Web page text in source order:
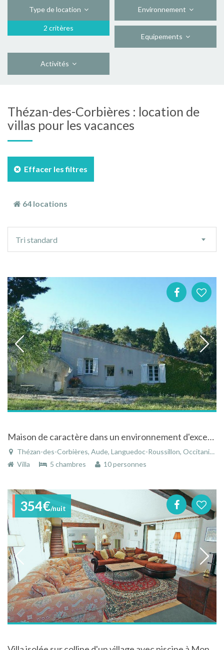
Type de location
2 critères
Environnement
Equipements
Activités
Thézan-des-Corbières : location de
villas pour les vacances
Effacer les filtres
64 locations
tri
Tri standard
Maison de caractère dans un environnement d'exception à Thézan-des-Corbières
Thézan-des-Corbières, Aude, Languedoc-Roussillon, Occitanie, France
Villa
5 chambres 10 personnes
354€/nuit